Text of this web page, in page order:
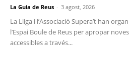
La Guia de Reus - 3 agost, 2026
La Lliga i l’Associació Supera’t han
l’Espai Boule de Reus per apropar
accessibles a través...